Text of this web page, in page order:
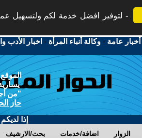
لتوفير افضل خدمة لكم ولتسهيل
أخبار عامة -وكالة أنباء المرأة - اخبار الأدب
"من
حاز
إذا
بحث/الارشيف اضافة/خدمات الزوار